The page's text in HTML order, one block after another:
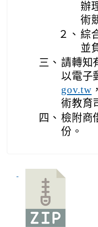
辦
術
２、 綜
並
三、 請轉知
以電子
gov.tw
術教育
四、 檢附商
份。